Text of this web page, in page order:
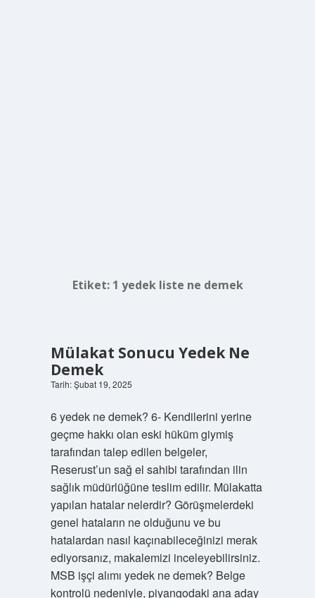
Etiket: 1 yedek liste ne demek
Mülakat Sonucu Yedek Ne
Demek
Tarih: Şubat 19, 2025
6 yedek ne demek? 6- Kendilerini yerine
geçme hakkı olan eski hüküm giymiş
tarafından talep edilen belgeler,
Reserust’un sağ el sahibi tarafından ilin
sağlık müdürlüğüne teslim edilir. Mülakatta
yapılan hatalar nelerdir? Görüşmelerdeki
genel hataların ne olduğunu ve bu
hatalardan nasıl kaçınabileceğinizi merak
ediyorsanız, makalemizi inceleyebilirsiniz.
MSB işçi alımı yedek ne demek? Belge
kontrolü nedeniyle, piyangodaki ana aday